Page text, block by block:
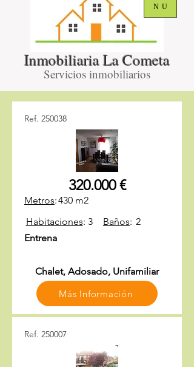
Inmobiliaria La Cometa
Servicios inmobiliarios
NU
Ref. 250038
320.000 €
Metros:430 m2
Habitaciones: 3 Baños: 2
Entrena
Chalet, Adosado, Unifamiliar
Más Información
Ref. 250007